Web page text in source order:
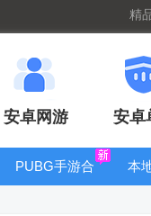
精
安卓网游 安卓
PUBG手游合
本